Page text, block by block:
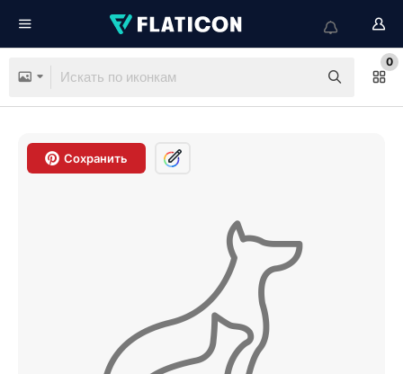
0
Сохранить